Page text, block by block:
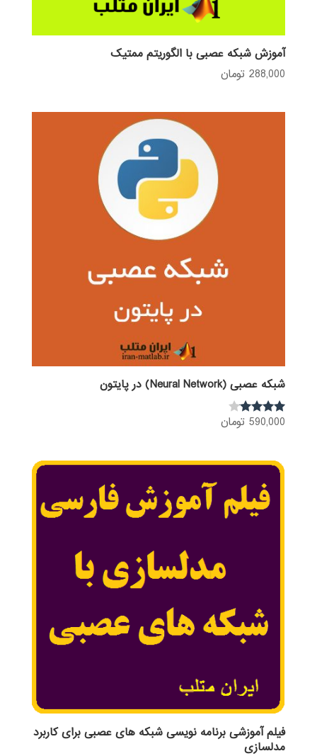
آموزش شبکه عصبی با الگوریتم ممتیک
288,000 تومان
شبکه عصبی (Neural Network) در پایتون
نمره
590,000 تومان
فیلم آموزشی برنامه نویسی شبکه های عصبی برای کاربرد
مدلسازی